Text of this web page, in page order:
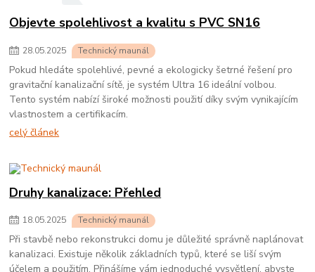
Objevte spolehlivost a kvalitu s PVC SN16
28.05.2025 Technický maunál
Pokud hledáte spolehlivé, pevné a ekologicky šetrné řešení pro
gravitační kanalizační sítě, je systém Ultra 16 ideální volbou.
Tento systém nabízí široké možnosti použití díky svým vynikajícím
vlastnostem a certifikacím.
celý článek
Druhy kanalizace: Přehled
18.05.2025 Technický maunál
Při stavbě nebo rekonstrukci domu je důležité správně naplánovat
kanalizaci. Existuje několik základních typů, které se liší svým
účelem a použitím. Přinášíme vám jednoduché vysvětlení, abyste